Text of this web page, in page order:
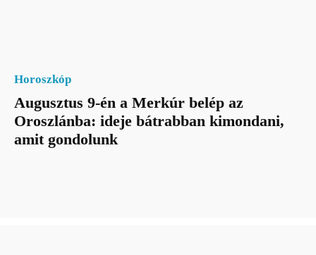
Horoszkóp
Augusztus 9-én a Merkúr belép az
Oroszlánba: ideje bátrabban kimondani,
amit gondolunk